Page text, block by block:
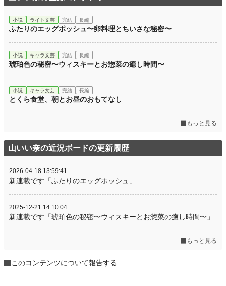
小説 ライト文芸 完結 長編
ふたりのエッグポッシュ〜卵料理とちいさな秘密〜
小説 キャラ文芸 完結 長編
琥珀色の秘密〜ウィスキーとお惣菜の癒し時間〜
小説 キャラ文芸 完結 長編
とくら食堂、朝とお昼のおもてなし
もっと見る
山いい奈の近況ボードの更新履歴
2026-04-18 13:59:41
新連載です「ふたりのエッグポッシュ」
2025-12-21 14:10:04
新連載です「琥珀色の秘密〜ウィスキーとお惣菜の癒し時間〜」
もっと見る
このコンテンツについて報告する